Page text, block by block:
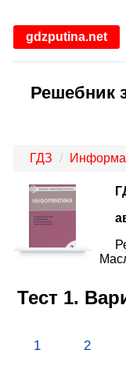
gdzputina.net
Решебник
ГДЗ
Тест 1.
1 2